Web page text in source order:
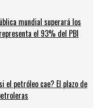
mundial superará los
el 93% del PBI
el petróleo cae? El plazo de